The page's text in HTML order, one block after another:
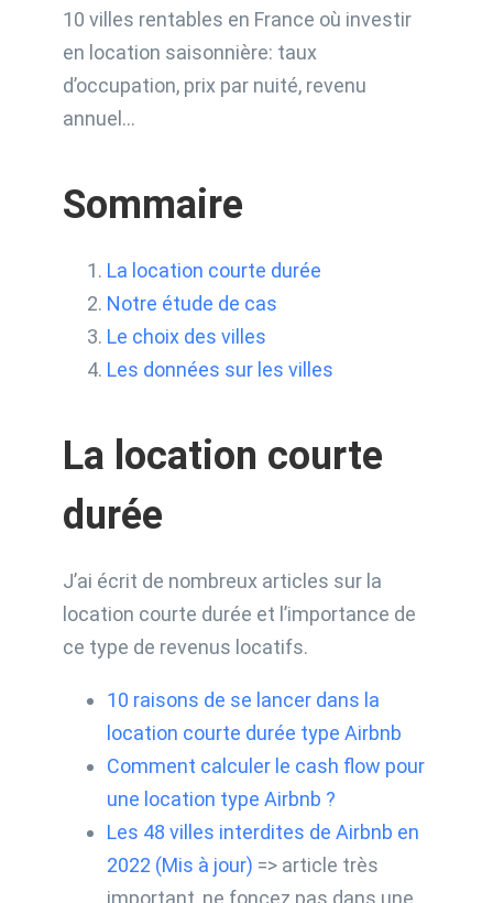
10 villes rentables en France où investir
en location saisonnière: taux
d’occupation, prix par nuité, revenu
annuel…
Sommaire
La location courte durée
Notre étude de cas
Le choix des villes
Les données sur les villes
La location courte
durée
J’ai écrit de nombreux articles sur la
location courte durée et l’importance de
ce type de revenus locatifs.
10 raisons de se lancer dans la
location courte durée type Airbnb
Comment calculer le cash flow pour
une location type Airbnb ?
Les 48 villes interdites de Airbnb en
2022 (Mis à jour) => article très
important, ne foncez pas dans une